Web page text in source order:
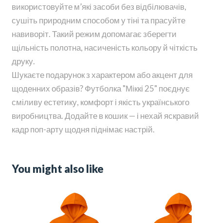
використовуйте м’які засоби без відбілювачів,
сушіть природним способом у тіні та прасуйте
навиворіт. Такий режим допомагає зберегти
щільність полотна, насиченість кольору й чіткість
друку.
Шукаєте подарунок з характером або акцент для
щоденних образів? Футболка "Міккі 25" поєднує
сміливу естетику, комфорт і якість українського
виробництва. Додайте в кошик — і нехай яскравий
кадр поп-арту щодня піднімає настрій.
You might also like